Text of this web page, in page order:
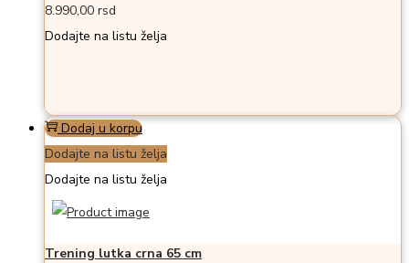
8.990,00 rsd
Dodajte na listu želja
Dodaj u korpu
Dodajte na listu želja
Dodajte na listu želja
Trening lutka crna 65 cm